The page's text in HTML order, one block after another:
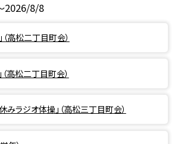
2026/8/8
（高松二丁目町会）
（高松二丁目町会）
ラジオ体操」（高松三丁目町会）